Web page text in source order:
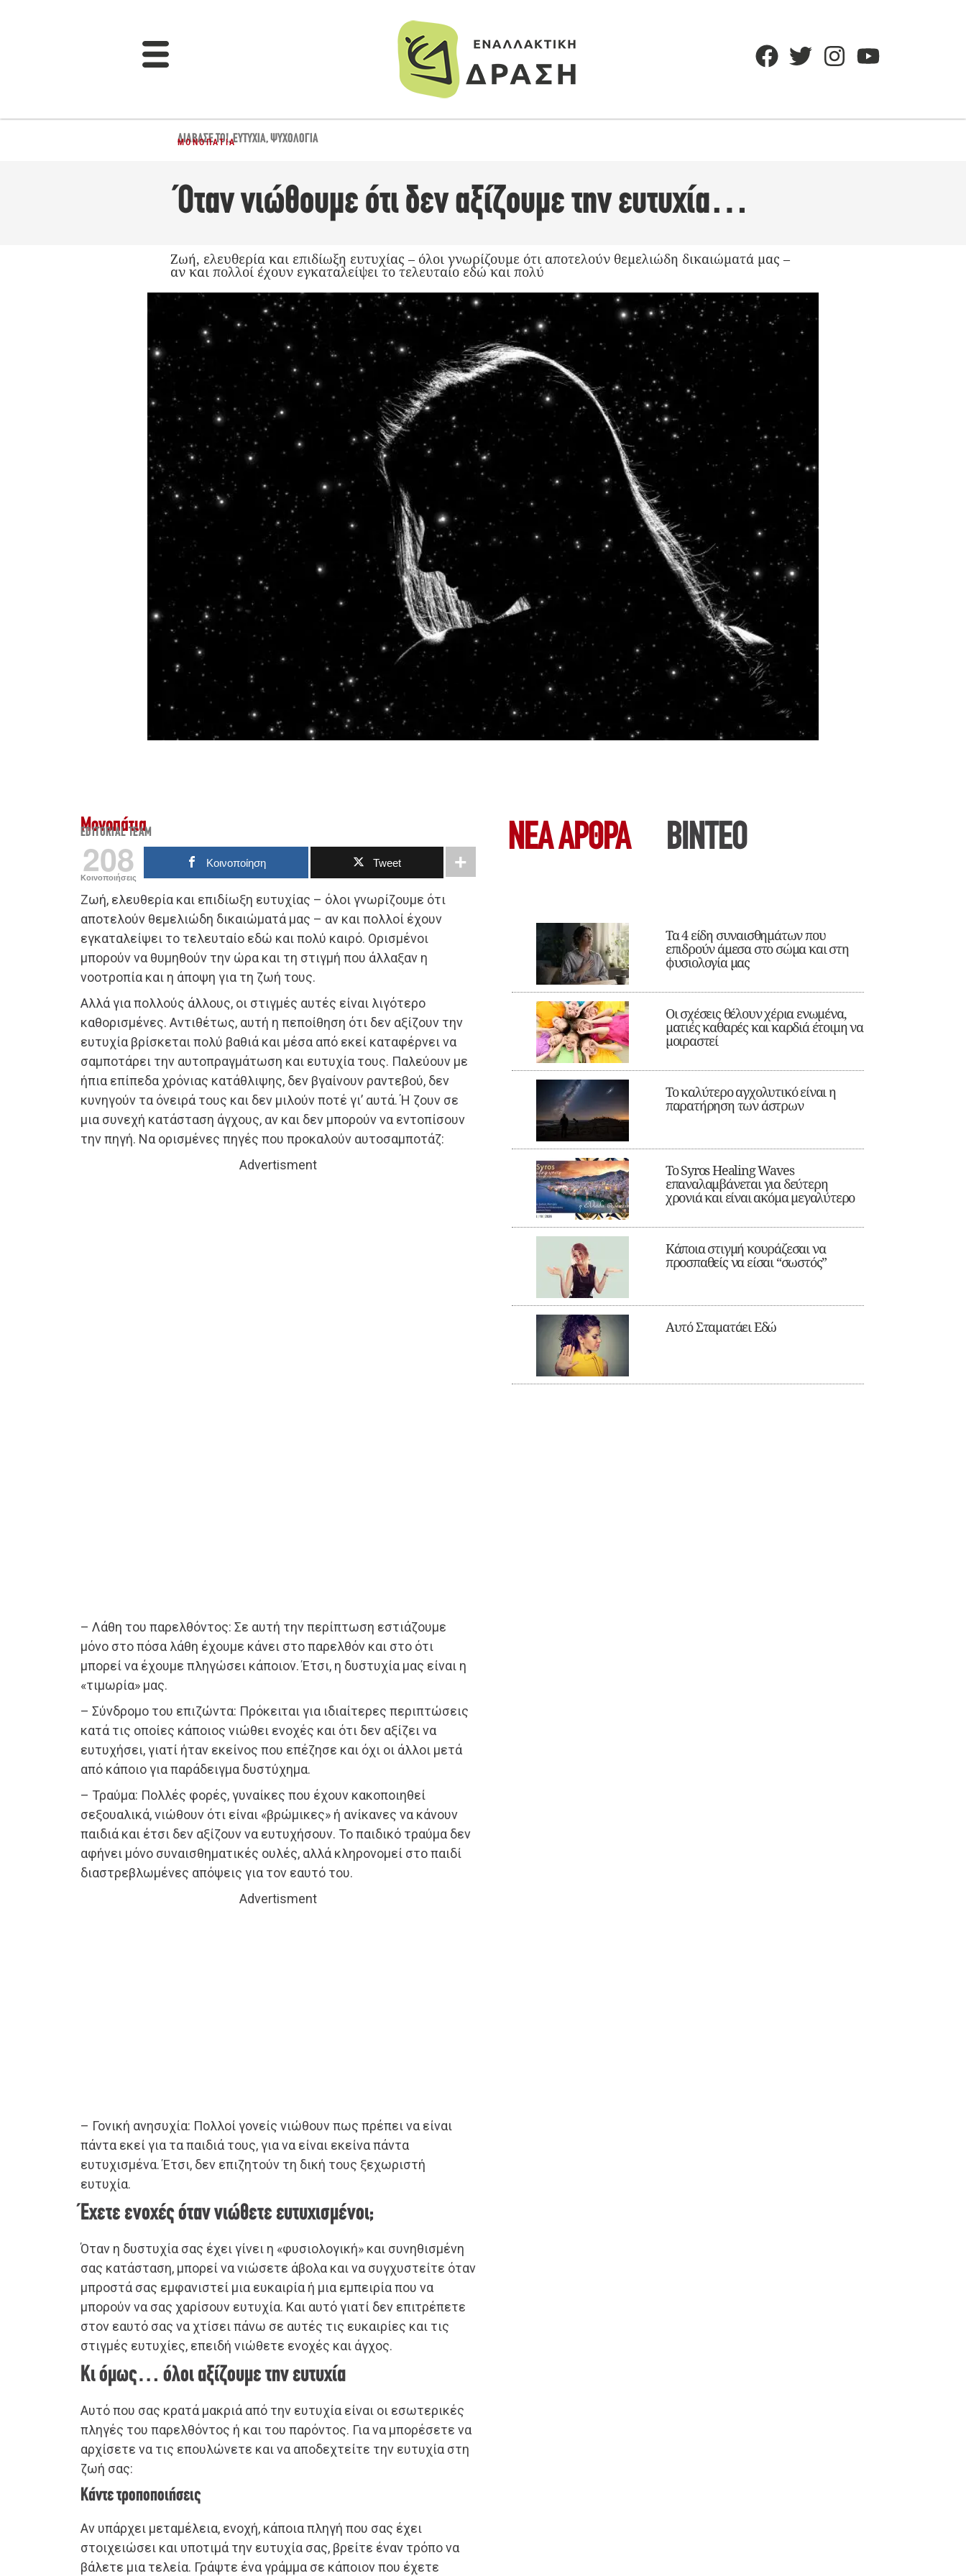
ΔΙΆΒΑΣΈ ΤΟ!,ΕΥΤΥΧΊΑ,ΨΥΧΟΛΟΓΊΑ
ΜΟΝΟΠΆΤΙΑ
Όταν νιώθουμε ότι δεν αξίζουμε την ευτυχία…
Ζωή, ελευθερία και επιδίωξη ευτυχίας – όλοι γνωρίζουμε ότι αποτελούν θεμελιώδη δικαιώματά μας –
αν και πολλοί έχουν εγκαταλείψει το τελευταίο εδώ και πολύ
Μονοπάτια
EDITORIAL TEAM
208
Κοινοποιήσεις
Κοινοποίηση Tweet
Ζωή, ελευθερία και επιδίωξη ευτυχίας – όλοι γνωρίζουμε ότι
αποτελούν θεμελιώδη δικαιώματά μας – αν και πολλοί έχουν
εγκαταλείψει το τελευταίο εδώ και πολύ καιρό. Ορισμένοι
μπορούν να θυμηθούν την ώρα και τη στιγμή που άλλαξαν η
νοοτροπία και η άποψη για τη ζωή τους.
Αλλά για πολλούς άλλους, οι στιγμές αυτές είναι λιγότερο
καθορισμένες. Αντιθέτως, αυτή η πεποίθηση ότι δεν αξίζουν την
ευτυχία βρίσκεται πολύ βαθιά και μέσα από εκεί καταφέρνει να
σαμποτάρει την αυτοπραγμάτωση και ευτυχία τους. Παλεύουν με
ήπια επίπεδα χρόνιας κατάθλιψης, δεν βγαίνουν ραντεβού, δεν
κυνηγούν τα όνειρά τους και δεν μιλούν ποτέ γι’ αυτά. Ή ζουν σε
μια συνεχή κατάσταση άγχους, αν και δεν μπορούν να εντοπίσουν
την πηγή. Να ορισμένες πηγές που προκαλούν αυτοσαμποτάζ:
Advertisment
– Λάθη του παρελθόντος: Σε αυτή την περίπτωση εστιάζουμε
μόνο στο πόσα λάθη έχουμε κάνει στο παρελθόν και στο ότι
μπορεί να έχουμε πληγώσει κάποιον. Έτσι, η δυστυχία μας είναι η
«τιμωρία» μας.
– Σύνδρομο του επιζώντα: Πρόκειται για ιδιαίτερες περιπτώσεις
κατά τις οποίες κάποιος νιώθει ενοχές και ότι δεν αξίζει να
ευτυχήσει, γιατί ήταν εκείνος που επέζησε και όχι οι άλλοι μετά
από κάποιο για παράδειγμα δυστύχημα.
– Τραύμα: Πολλές φορές, γυναίκες που έχουν κακοποιηθεί
σεξουαλικά, νιώθουν ότι είναι «βρώμικες» ή ανίκανες να κάνουν
παιδιά και έτσι δεν αξίζουν να ευτυχήσουν. Το παιδικό τραύμα δεν
αφήνει μόνο συναισθηματικές ουλές, αλλά κληρονομεί στο παιδί
διαστρεβλωμένες απόψεις για τον εαυτό του.
Advertisment
– Γονική ανησυχία: Πολλοί γονείς νιώθουν πως πρέπει να είναι
πάντα εκεί για τα παιδιά τους, για να είναι εκείνα πάντα
ευτυχισμένα. Έτσι, δεν επιζητούν τη δική τους ξεχωριστή
ευτυχία.
Έχετε ενοχές όταν νιώθετε ευτυχισμένοι;
Όταν η δυστυχία σας έχει γίνει η «φυσιολογική» και συνηθισμένη
σας κατάσταση, μπορεί να νιώσετε άβολα και να συγχυστείτε όταν
μπροστά σας εμφανιστεί μια ευκαιρία ή μια εμπειρία που να
μπορούν να σας χαρίσουν ευτυχία. Και αυτό γιατί δεν επιτρέπετε
στον εαυτό σας να χτίσει πάνω σε αυτές τις ευκαιρίες και τις
στιγμές ευτυχίες, επειδή νιώθετε ενοχές και άγχος.
Κι όμως… όλοι αξίζουμε την ευτυχία
Αυτό που σας κρατά μακριά από την ευτυχία είναι οι εσωτερικές
πληγές του παρελθόντος ή και του παρόντος. Για να μπορέσετε να
αρχίσετε να τις επουλώνετε και να αποδεχτείτε την ευτυχία στη
ζωή σας:
Κάντε τροποποιήσεις
Αν υπάρχει μεταμέλεια, ενοχή, κάποια πληγή που σας έχει
στοιχειώσει και υποτιμά την ευτυχία σας, βρείτε έναν τρόπο να
βάλετε μια τελεία. Γράψτε ένα γράμμα σε κάποιον που έχετε
ΝΕΑ ΆΡΘΡΑ ΒΙΝΤΕΟ
Τα 4 είδη συναισθημάτων που
επιδρούν άμεσα στο σώμα και στη
φυσιολογία μας
Οι σχέσεις θέλουν χέρια ενωμένα,
ματιές καθαρές και καρδιά έτοιμη να
μοιραστεί
Το καλύτερο αγχολυτικό είναι η
παρατήρηση των άστρων
Το Syros Healing Waves
επαναλαμβάνεται για δεύτερη
χρονιά και είναι ακόμα μεγαλύτερο
Κάποια στιγμή κουράζεσαι να
προσπαθείς να είσαι “σωστός”
Αυτό Σταματάει Εδώ